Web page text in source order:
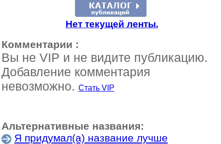
Нет текущей ленты.
Комментарии :
Вы не VIP и не видите публикацию.
Добавление комментария
невозможно. Стать VIP
Альтернативные названия:
Я придумал(а) название лучше